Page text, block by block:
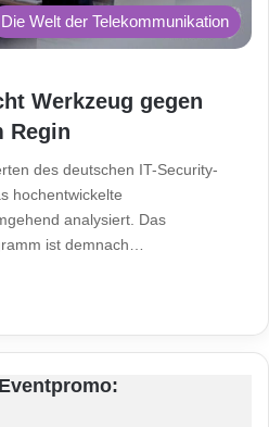
Die Welt der Telekommunikation
Werkzeug gegen
Regin
des deutschen IT-Security-
hochentwickelte
analysiert. Das
ist demnach…